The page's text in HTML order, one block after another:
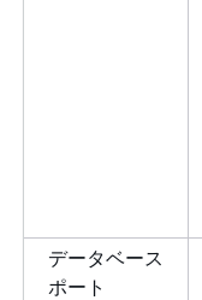
データベース
ポート